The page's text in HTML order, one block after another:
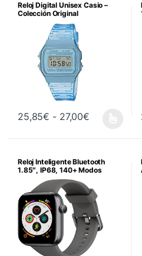
Reloj Digital Unisex Casio –
Colección Original
25,85€ - 27,00€Rango de
Reloj Inteligente Bluetooth
1.85″, IP68, 140+ Modos